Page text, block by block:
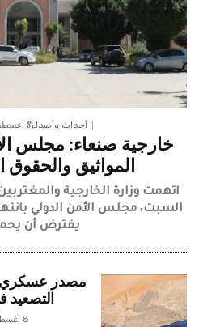
أحداث وأصداء8 أغسطس، 2026
خارجية صنعاء: مجلس
المواثيق والحقوق
اتهمت وزارة الخارجية
السبت، مجلس الأمن الدولي
يفترض أن
مصدر عسكري
التصعيد
8 أغسطس، 2026